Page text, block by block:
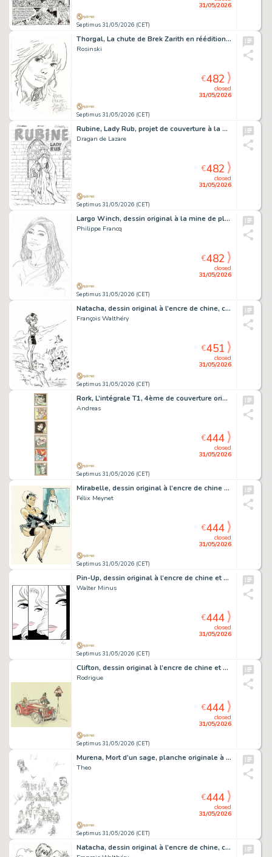
Septimus 31/05/2026 (CET)
31/05/2026
Thorgal, La chute de Brek Zarith en réédition, agrémenté d’une dédicace. Proche de l’état neuf.
Rosinski
Septimus 31/05/2026 (CET)
closed
31/05/2026
€482
Rubine, Lady Rub, projet de couverture à la mine de plomb.
Dragan de Lazare
Septimus 31/05/2026 (CET)
closed
31/05/2026
€482
Largo Winch, dessin original à la mine de plomb.
Philippe Francq
Septimus 31/05/2026 (CET)
closed
31/05/2026
€482
Natacha, dessin original à l’encre de chine, cachet de Walthéry au verso.
François Walthéry
Septimus 31/05/2026 (CET)
closed
31/05/2026
€451
Rork, L’intégrale T1, 4ème de couverture original à l’encre de chine et à l’aquarelle.
Andreas
Septimus 31/05/2026 (CET)
closed
31/05/2026
€444
Mirabelle, dessin original à l’encre de chine et à l’aquarelle en hommage à René Gruau.
Félix Meynet
Septimus 31/05/2026 (CET)
closed
31/05/2026
€444
Pin-Up, dessin original à l’encre de chine et à l’aquarelle.
Walter Minus
Septimus 31/05/2026 (CET)
closed
31/05/2026
€444
Clifton, dessin original à l’encre de chine et aux crayons de couleurs.
Rodrigue
Septimus 31/05/2026 (CET)
closed
31/05/2026
€444
Murena, Mort d’un sage, planche originale à la mine de plomb parue dans le tirage de luxe.
Theo
Septimus 31/05/2026 (CET)
closed
31/05/2026
€444
Natacha, dessin original à l’encre de chine, cachet de Walthéry au verso.